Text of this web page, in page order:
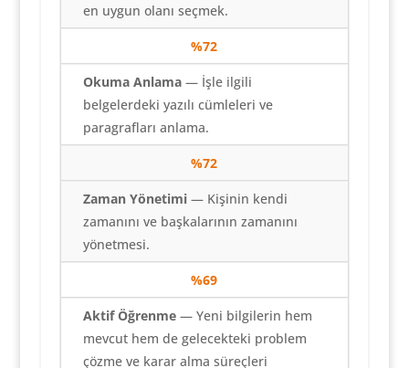
en uygun olanı seçmek.
%72
Okuma Anlama— İşle ilgili
belgelerdeki yazılı cümleleri ve
paragrafları anlama.
%72
Zaman Yönetimi— Kişinin kendi
zamanını ve başkalarının zamanını
yönetmesi.
%69
Aktif Öğrenme— Yeni bilgilerin hem
mevcut hem de gelecekteki problem
çözme ve karar alma süreçleri